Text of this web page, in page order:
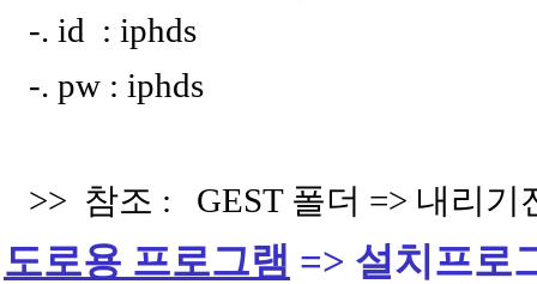
-. id : iphds
-. pw : iphds
>> 참조 : GEST 폴더 => 내리기
도로용 프로그램 => 설치프로